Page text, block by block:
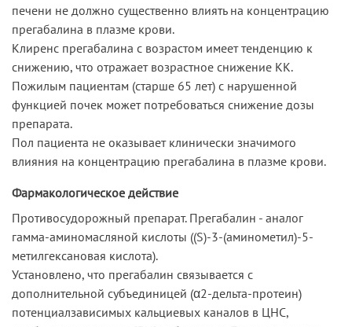
печени не должно существенно влиять на концентрацию
прегабалина в плазме крови.
Клиренс прегабалина с возрастом имеет тенденцию к
снижению, что отражает возрастное снижение КК.
Пожилым пациентам (старше 65 лет) с нарушенной
функцией почек может потребоваться снижение дозы
препарата.
Пол пациента не оказывает клинически значимого
влияния на концентрацию прегабалина в плазме крови.
Фармакологическое действие
Противосудорожный препарат. Прегабалин - аналог
гамма-аминомасляной кислоты ((S)-3-(аминометил)-5-
метилгексановая кислота).
Установлено, что прегабалин связывается с
дополнительной субъединицей (α2-дельта-протеин)
потенциалзависимых кальциевых каналов в ЦНС,